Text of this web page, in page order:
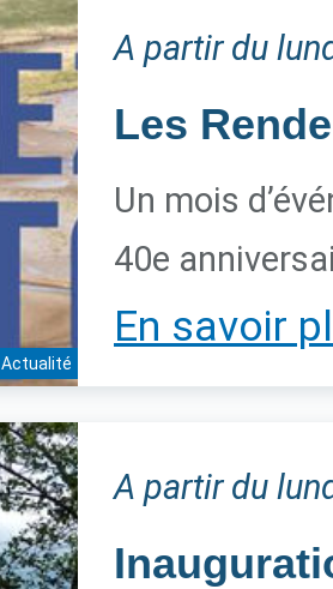
Actualité
A partir du
Les
Un mois
40e
En savoir
A partir du